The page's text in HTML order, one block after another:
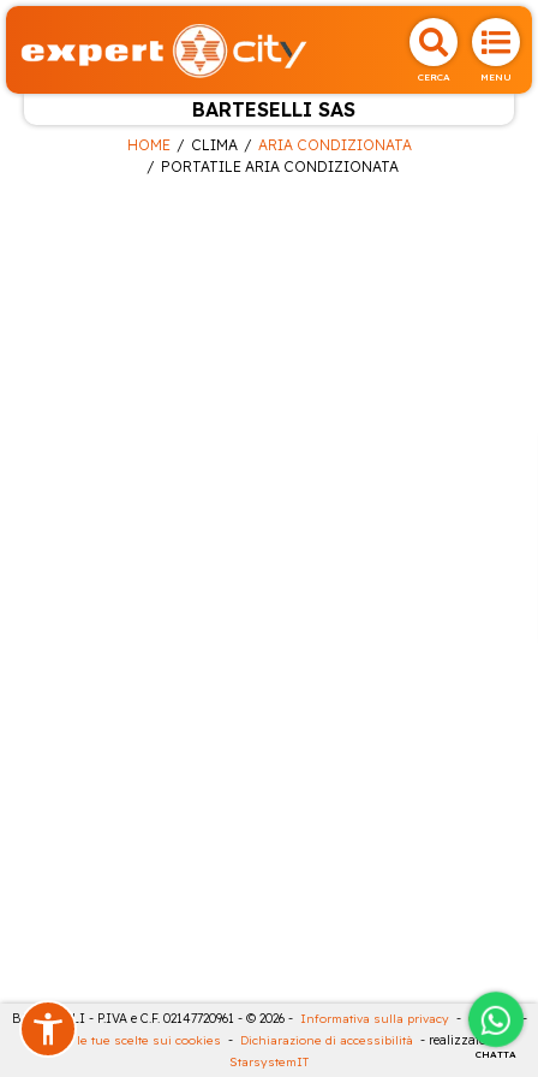
CERCA MENU
BARTESELLI SAS
CHATTA
HOME CLIMA
ARIA CONDIZIONATA
PORTATILE ARIA CONDIZIONATA
BARTESELLI - P.IVA e C.F. 02147720961 - © 2026 - Informativa sulla privacy - Cookies
-
Rivedi le tue scelte sui cookies - Dichiarazione di accessibilità - realizzato da
StarsystemIT